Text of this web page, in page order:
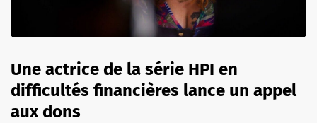
Une actrice de la série HPI en
difficultés financières lance un appel
aux dons